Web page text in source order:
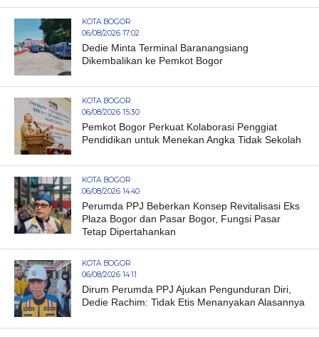
KOTA BOGOR
06/08/2026 17:02
Dedie Minta Terminal Baranangsiang
Dikembalikan ke Pemkot Bogor
KOTA BOGOR
06/08/2026 15:30
Pemkot Bogor Perkuat Kolaborasi Penggiat
Pendidikan untuk Menekan Angka Tidak Sekolah
KOTA BOGOR
06/08/2026 14:40
Perumda PPJ Beberkan Konsep Revitalisasi Eks
Plaza Bogor dan Pasar Bogor, Fungsi Pasar
Tetap Dipertahankan
KOTA BOGOR
06/08/2026 14:11
Dirum Perumda PPJ Ajukan Pengunduran Diri,
Dedie Rachim: Tidak Etis Menanyakan Alasannya